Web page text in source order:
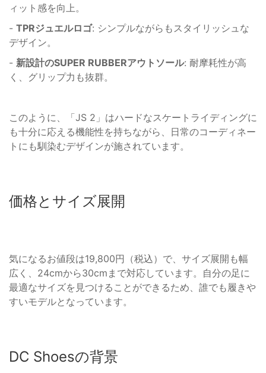
ィット感を向上。
- TPRジュエルロゴ: シンプルながらもスタイリッシュな
デザイン。
- 新設計のSUPER RUBBERアウトソール: 耐摩耗性が高
く、グリップ力も抜群。
このように、「JS 2」はハードなスケートライディングに
も十分に応える機能性を持ちながら、日常のコーディネー
トにも馴染むデザインが施されています。
価格とサイズ展開
気になるお値段は19,800円（税込）で、サイズ展開も幅
広く、24cmから30cmまで対応しています。自分の足に
最適なサイズを見つけることができるため、誰でも履きや
すいモデルとなっています。
DC Shoesの背景